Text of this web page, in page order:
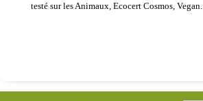
testé sur les Animaux, Ecocert Cosmos, Vegan.